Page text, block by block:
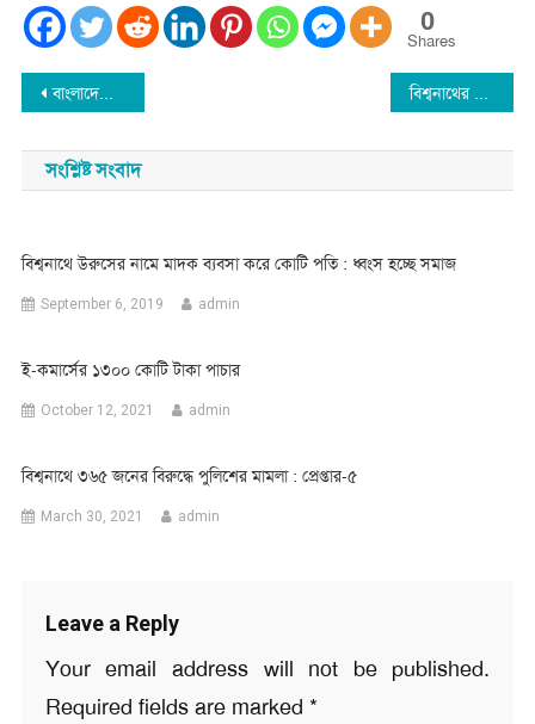
0
Shares
Post
navigation
বাংলাদেশের সৎ সাহসী প্রধানমন্ত্রী শেখ হাসিনার জন্ম দিন বিশ্বনাথের পৌর প্রশাসক হতে চান ত্যাগী নেতা নোয়াব আলী
সংশ্লিষ্ট সংবাদ
বিশ্বনাথে উরুসের নামে মাদক ব্যবসা করে কোটি পতি : ধ্বংস হচ্ছে সমাজ
September 6, 2019 admin
ই-কমার্সের ১৩০০ কোটি টাকা পাচার
October 12, 2021 admin
বিশ্বনাথে ৩৬৫ জনের বিরুদ্ধে পুলিশের মামলা : প্রেপ্তার-৫
March 30, 2021 admin
Leave a Reply
Your email address will not be published.
Required fields are marked *